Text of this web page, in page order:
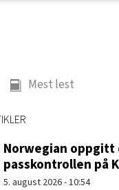
Mest lest
Norwegian oppgitt
passkontrollen på
5. august 2026 - 10:54